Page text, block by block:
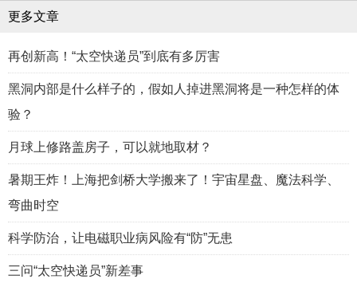
更多文章
再创新高！“太空快递员”到底有多厉害
黑洞内部是什么样子的，假如人掉进黑洞将是一种怎样的体
验？
月球上修路盖房子，可以就地取材？
暑期王炸！上海把剑桥大学搬来了！宇宙星盘、魔法科学、
弯曲时空
科学防治，让电磁职业病风险有“防”无患
三问“太空快递员”新差事